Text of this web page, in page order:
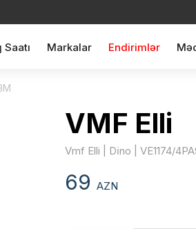
Saatı Markalar Endirimlər
VMF Elli
Vmf Elli | Di̇no | VE1174/
69 AZN